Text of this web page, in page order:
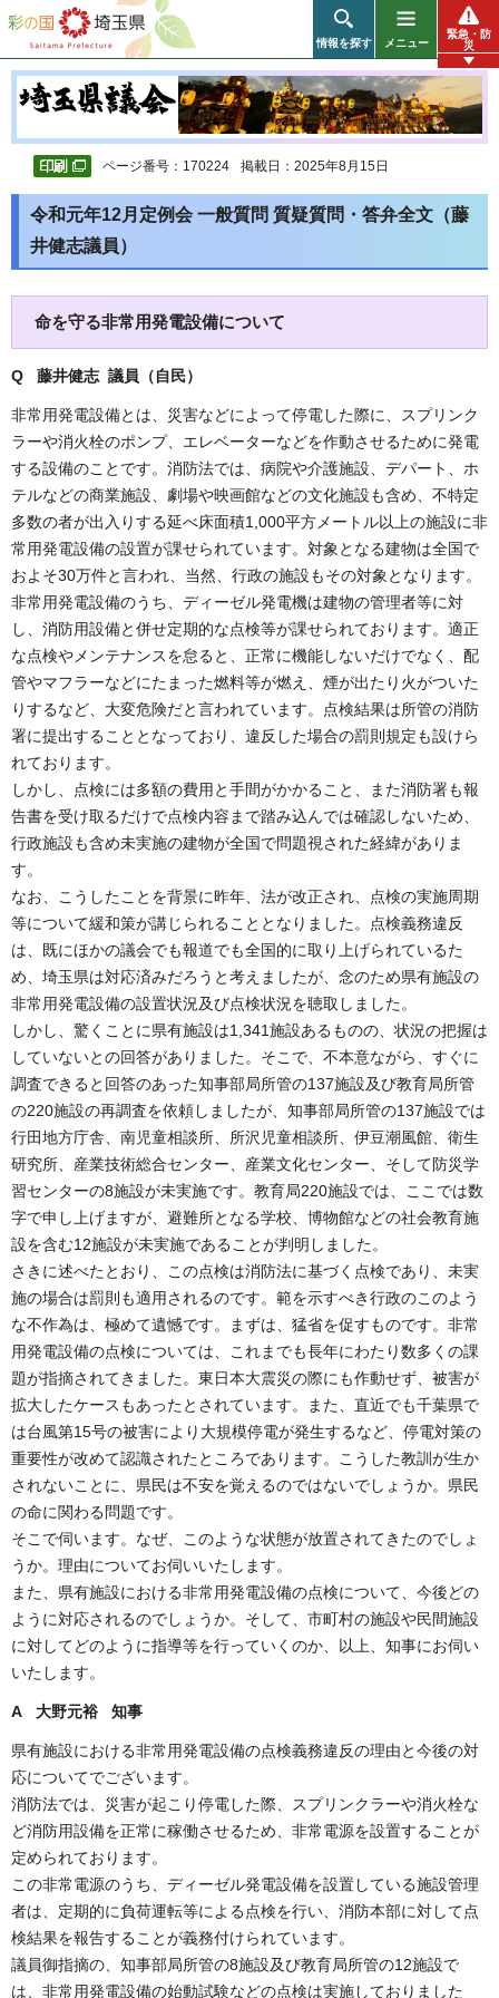
彩の国 埼玉県
情報を探す メニュー
緊急・防
災
ページ番号：170224 掲載日：2025年8月15日
令和元年12月定例会 一般質問 質疑質問・答弁全文（藤
井健志議員）
命を守る非常用発電設備について
Q 藤井健志 議員（自民）
非常用発電設備とは、災害などによって停電した際に、スプリンク
ラーや消火栓のポンプ、エレベーターなどを作動させるために発電
する設備のことです。消防法では、病院や介護施設、デパート、ホ
テルなどの商業施設、劇場や映画館などの文化施設も含め、不特定
多数の者が出入りする延べ床面積1,000平方メートル以上の施設に非
常用発電設備の設置が課せられています。対象となる建物は全国で
およそ30万件と言われ、当然、行政の施設もその対象となります。
非常用発電設備のうち、ディーゼル発電機は建物の管理者等に対
し、消防用設備と併せ定期的な点検等が課せられております。適正
な点検やメンテナンスを怠ると、正常に機能しないだけでなく、配
管やマフラーなどにたまった燃料等が燃え、煙が出たり火がついた
りするなど、大変危険だと言われています。点検結果は所管の消防
署に提出することとなっており、違反した場合の罰則規定も設けら
れております。
しかし、点検には多額の費用と手間がかかること、また消防署も報
告書を受け取るだけで点検内容まで踏み込んでは確認しないため、
行政施設も含め未実施の建物が全国で問題視された経緯がありま
す。
なお、こうしたことを背景に昨年、法が改正され、点検の実施周期
等について緩和策が講じられることとなりました。点検義務違反
は、既にほかの議会でも報道でも全国的に取り上げられているた
め、埼玉県は対応済みだろうと考えましたが、念のため県有施設の
非常用発電設備の設置状況及び点検状況を聴取しました。
しかし、驚くことに県有施設は1,341施設あるものの、状況の把握は
していないとの回答がありました。そこで、不本意ながら、すぐに
調査できると回答のあった知事部局所管の137施設及び教育局所管
の220施設の再調査を依頼しましたが、知事部局所管の137施設では
行田地方庁舎、南児童相談所、所沢児童相談所、伊豆潮風館、衛生
研究所、産業技術総合センター、産業文化センター、そして防災学
習センターの8施設が未実施です。教育局220施設では、ここでは数
字で申し上げますが、避難所となる学校、博物館などの社会教育施
設を含む12施設が未実施であることが判明しました。
さきに述べたとおり、この点検は消防法に基づく点検であり、未実
施の場合は罰則も適用されるのです。範を示すべき行政のこのよう
な不作為は、極めて遺憾です。まずは、猛省を促すものです。非常
用発電設備の点検については、これまでも長年にわたり数多くの課
題が指摘されてきました。東日本大震災の際にも作動せず、被害が
拡大したケースもあったとされています。また、直近でも千葉県で
は台風第15号の被害により大規模停電が発生するなど、停電対策の
重要性が改めて認識されたところであります。こうした教訓が生か
されないことに、県民は不安を覚えるのではないでしょうか。県民
の命に関わる問題です。
そこで伺います。なぜ、このような状態が放置されてきたのでしょ
うか。理由についてお伺いいたします。
また、県有施設における非常用発電設備の点検について、今後どの
ように対応されるのでしょうか。そして、市町村の施設や民間施設
に対してどのように指導等を行っていくのか、以上、知事にお伺い
いたします。
A 大野元裕 知事
県有施設における非常用発電設備の点検義務違反の理由と今後の対
応についてでございます。
消防法では、災害が起こり停電した際、スプリンクラーや消火栓な
ど消防用設備を正常に稼働させるため、非常電源を設置することが
定められております。
この非常電源のうち、ディーゼル発電設備を設置している施設管理
者は、定期的に負荷運転等による点検を行い、消防本部に対して点
検結果を報告することが義務付けられています。
議員御指摘の、知事部局所管の8施設及び教育局所管の12施設で
は、非常用発電設備の始動試験などの点検は実施しておりました